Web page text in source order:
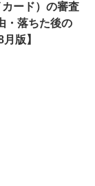
ード）の審査
・落ちた後の
版】